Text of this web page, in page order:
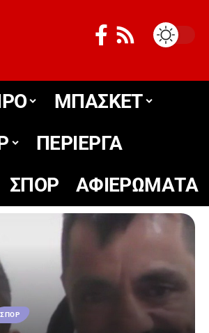
ΜΠΑΣΚΕΤ
ΠΕΡΙΕΡΓΑ
ΣΠΟΡ ΑΦΙΕΡΩΜΑΤΑ
ΣΠΟΡ